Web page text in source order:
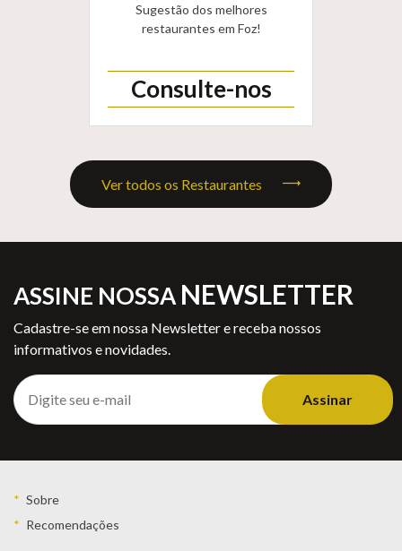
Sugestão dos melhores
restaurantes em Foz!
Consulte-nos
Ver todos os Restaurantes
ASSINE NOSSA NEWSLETTER
Cadastre-se em nossa Newsletter e receba nossos
informativos e novidades.
Assinar
Sobre
Recomendações